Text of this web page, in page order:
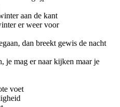
aan de kant
er weer voor
dan breekt gewis de nacht
je mag er naar kijken maar je
voet